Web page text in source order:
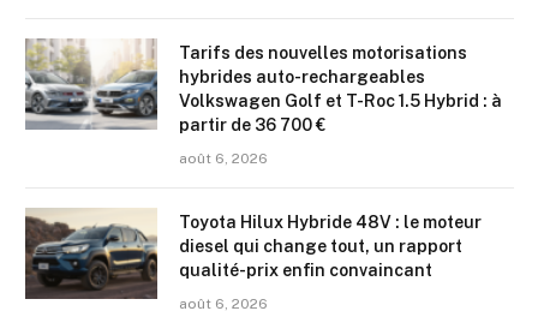
Tarifs des nouvelles motorisations
hybrides auto-rechargeables
Volkswagen Golf et T-Roc 1.5 Hybrid : à
partir de 36 700 €
août 6, 2026
Toyota Hilux Hybride 48V : le moteur
diesel qui change tout, un rapport
qualité-prix enfin convaincant
août 6, 2026